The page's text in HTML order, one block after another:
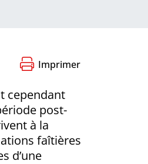
Imprimer
cependant
post-
à la
faîtières
d’une